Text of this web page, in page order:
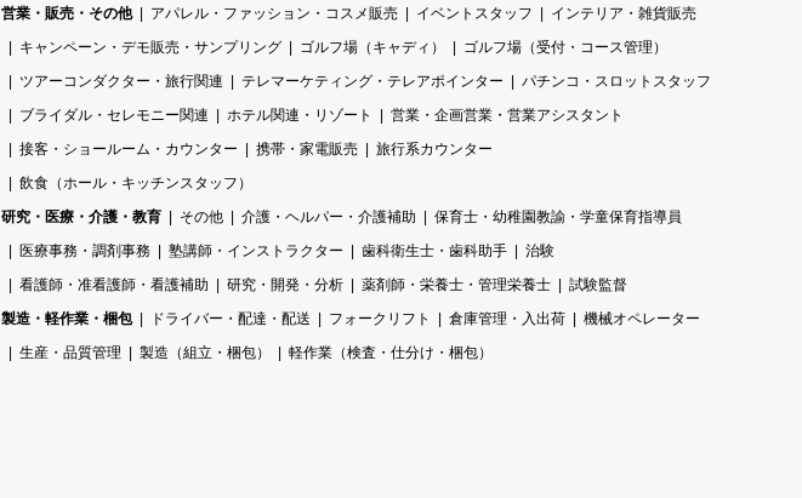
営業・販売・その他
アパレル・ファッション・コスメ販売 イベントスタッフ
インテリア・雑貨販売
キャンペーン・デモ販売・サンプリング
ゴルフ場（キャディ）
ゴルフ場（受付・コース管理）
ツアーコンダクター・旅行関連
テレマーケティング・テレアポインター
パチンコ・スロットスタッフ
ブライダル・セレモニー関連
ホテル関連・リゾート
営業・企画営業・営業アシスタント
接客・ショールーム・カウンター
携帯・家電販売
旅行系カウンター
飲食（ホール・キッチンスタッフ）
研究・医療・介護・教育
その他 介護・ヘルパー・介護補助
保育士・幼稚園教諭・学童保育指導員
医療事務・調剤事務
塾講師・インストラクター 歯科衛生士・歯科助手
治験
看護師・准看護師・看護補助
研究・開発・分析 薬剤師・栄養士・管理栄養士
試験監督
製造・軽作業・梱包
ドライバー・配達・配送 フォークリフト 倉庫管理・入出荷
機械オペレーター
生産・品質管理
製造（組立・梱包） 軽作業（検査・仕分け・梱包）